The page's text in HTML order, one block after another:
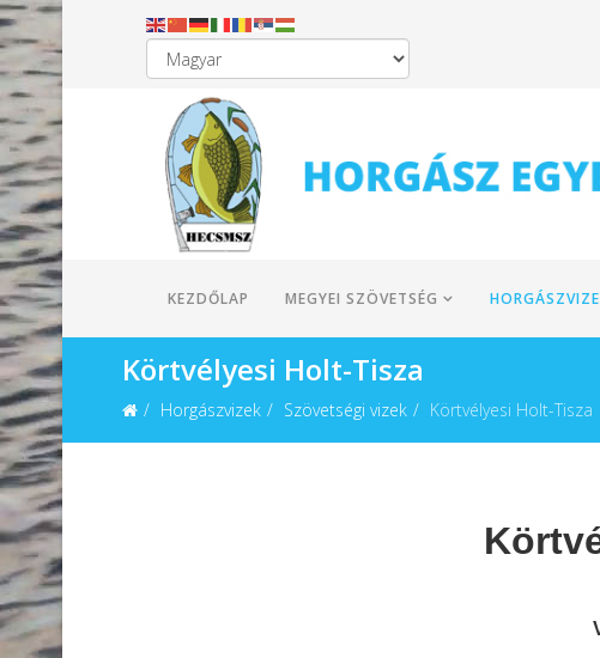
KEZDŐLAP MEGYEI SZÖVETSÉG
Körtvélyesi Holt-Tisza
Horgászvizek Szövetségi vizek Körtvélyesi Holt-Tisza